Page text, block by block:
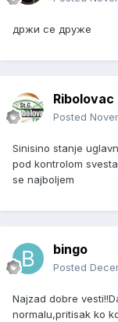
држи се друже
Ribolovac
Posted
Sinisino stanje
pod kontrolom
se najboljem
bingo
Posted
Najzad dobre
normalu,pritisak ko